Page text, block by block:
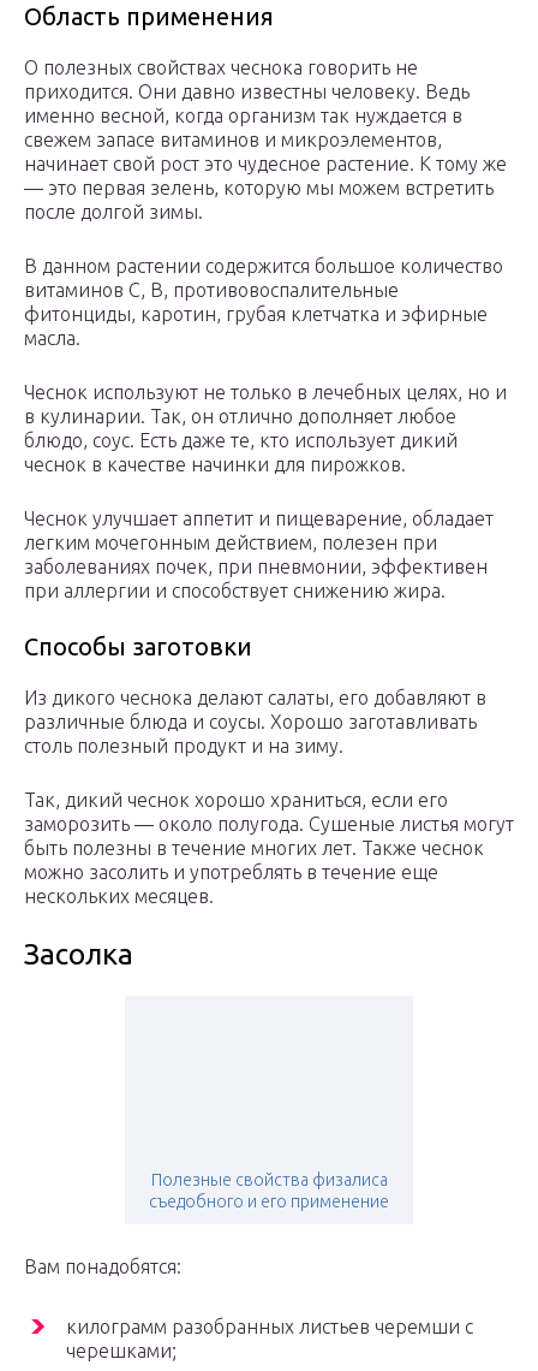
Область применения
О полезных свойствах чеснока говорить не
приходится. Они давно известны человеку. Ведь
именно весной, когда организм так нуждается в
свежем запасе витаминов и микроэлементов,
начинает свой рост это чудесное растение. К тому же
— это первая зелень, которую мы можем встретить
после долгой зимы.
В данном растении содержится большое количество
витаминов C, B, противовоспалительные
фитонциды, каротин, грубая клетчатка и эфирные
масла.
Чеснок используют не только в лечебных целях, но и
в кулинарии. Так, он отлично дополняет любое
блюдо, соус. Есть даже те, кто использует дикий
чеснок в качестве начинки для пирожков.
Чеснок улучшает аппетит и пищеварение, обладает
легким мочегонным действием, полезен при
заболеваниях почек, при пневмонии, эффективен
при аллергии и способствует снижению жира.
Способы заготовки
Из дикого чеснока делают салаты, его добавляют в
различные блюда и соусы. Хорошо заготавливать
столь полезный продукт и на зиму.
Так, дикий чеснок хорошо храниться, если его
заморозить — около полугода. Сушеные листья могут
быть полезны в течение многих лет. Также чеснок
можно засолить и употреблять в течение еще
нескольких месяцев.
Засолка
Полезные свойства физалиса
съедобного и его применение
Вам понадобятся:
килограмм разобранных листьев черемши с
черешками;